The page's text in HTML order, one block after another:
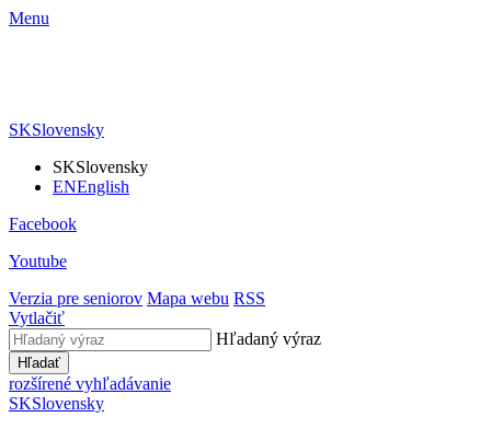
Menu
SKSlovensky
SKSlovensky
ENEnglish
Facebook
Youtube
Verzia pre seniorov Mapa webu RSS
Vytlačiť
Hľadaný výraz
Hľadať
rozšírené vyhľadávanie
SKSlovensky